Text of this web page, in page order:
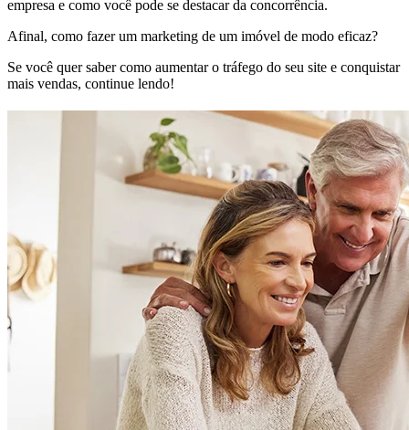
empresa e como você pode se destacar da concorrência.
Afinal, como fazer um marketing de um imóvel de modo eficaz?
Se você quer saber como aumentar o tráfego do seu site e conquistar
mais vendas, continue lendo!